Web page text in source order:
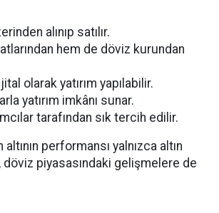
alınıp satılır.
hem de döviz kurundan
olarak yatırım yapılabilir.
yatırım imkânı sunar.
tarafından sık tercih edilir.
performansı yalnızca altın
döviz piyasasındaki gelişmelere de